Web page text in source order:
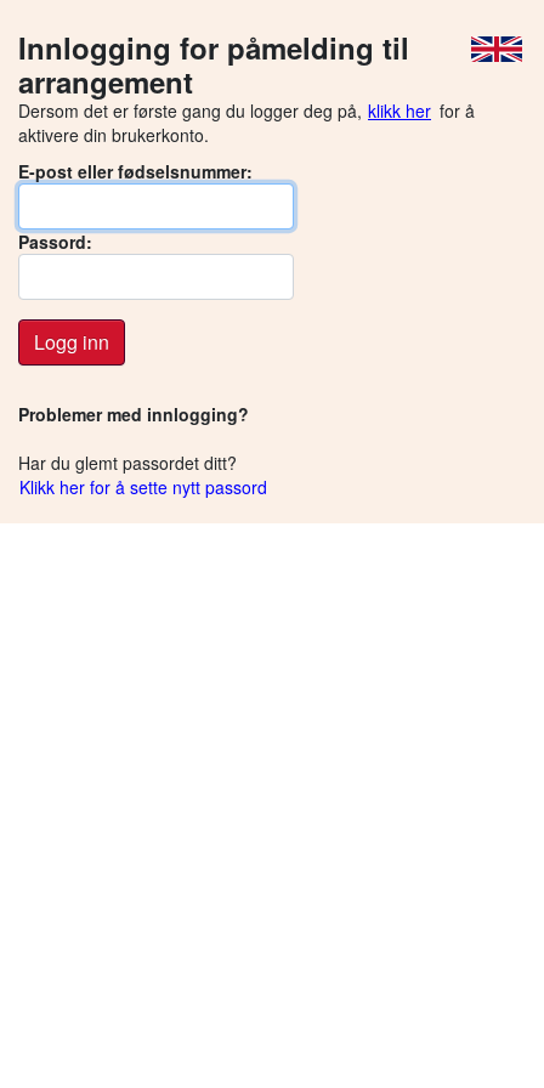
Innlogging for påmelding til
arrangement
Dersom det er første gang du logger deg på, klikk her for å
aktivere din brukerkonto.
E-post eller fødselsnummer:
Passord:
Logg inn
Problemer med innlogging?
Har du glemt passordet ditt?
Klikk her for å sette nytt passord